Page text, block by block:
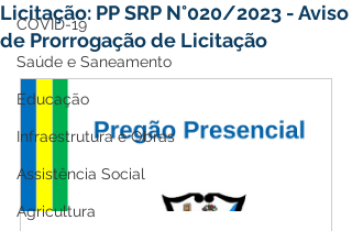
COVID-19
Saúde e Saneamento
Educação
Infraestrutura e Obras
Assistência Social
Agricultura
Licitação: PP SRP N°020/2023 - Aviso
de Prorrogação de Licitação